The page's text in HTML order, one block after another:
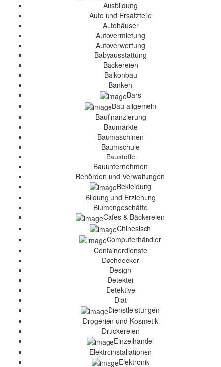
Ausbildung
Auto und Ersatzteile
Autohäuser
Autovermietung
Autoverwertung
Babyausstattung
Bäckereien
Balkonbau
Banken
Bars
Bau allgemein
Baufinanzierung
Baumärkte
Baumaschinen
Baumschule
Baustoffe
Bauunternehmen
Behörden und Verwaltungen
Bekleidung
Bildung und Erziehung
Blumengeschäfte
Cafes & Bäckereien
Chinesisch
Computerhändler
Containerdienste
Dachdecker
Design
Detektei
Detektive
Diät
Dienstleistungen
Drogerien und Kosmetik
Druckereien
Einzelhandel
Elektroinstallationen
Elektronik